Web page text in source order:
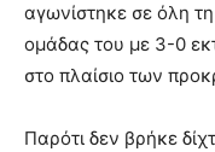
αγωνίστηκε σε όλη
ομάδας του με 3-0
στο πλαίσιο των
Παρότι δεν βρήκε